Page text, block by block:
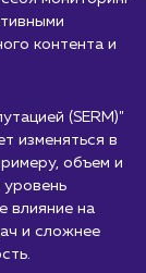
интернете,
быть не